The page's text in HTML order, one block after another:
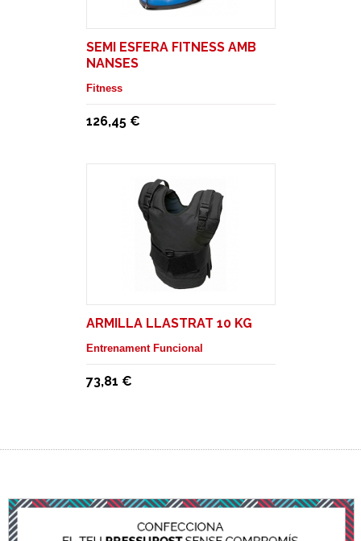
SEMI ESFERA FITNESS AMB
NANSES
Fitness
126,45 €
ARMILLA LLASTRAT 10 KG
Entrenament Funcional
73,81 €